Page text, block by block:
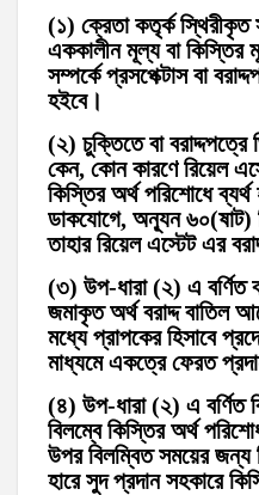
(১) ক্রেতা কতৃর্ক স্থিরীকৃত
এককালীন মূল্য বা কিস্তির
সম্পর্কে প্রসপেক্টাস বা
হইবে।
(২) চুক্তিতে বা
কেন, কোন কারণে রিয়েল
কিস্তির অর্থ পরিশোধে ব্যর্থ
ডাকযোগে, অন্যূন ৬০(ষাট)
তাহার রিয়েল এস্টেট এর
(৩) উপ-ধারা (২) এ বর্ণিত
জমাকৃত অর্থ বরাদ্দ বাতিল
মধ্যে প্রাপকের হিসাবে
মাধ্যমে একত্রে ফেরত
(৪) উপ-ধারা (২) এ বর্ণিত
বিলম্বে কিস্তির অর্থ
উপর বিলম্বিত সময়ের
হারে সুদ প্রদান সহকারে